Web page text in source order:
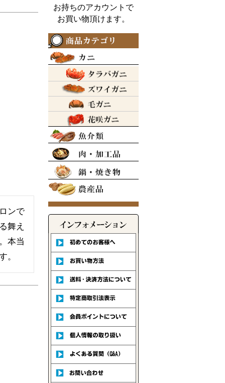
ンで
舞え
本当
。
お持ちのアカウントで
お買い物頂けます。